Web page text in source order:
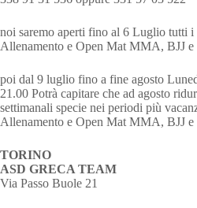
noi saremo aperti fino al 6 Luglio tutti
Allenamento e Open Mat MMA, BJJ e
poi dal 9 luglio fino a fine agosto
21.00 Potrà capitare che ad agosto
settimanali specie nei periodi più
Allenamento e Open Mat MMA, BJJ e
TORINO
ASD GRECA TEAM
Via Passo Buole 21